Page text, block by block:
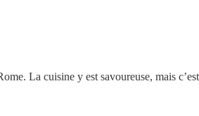
La cuisine y est savoureuse, mais